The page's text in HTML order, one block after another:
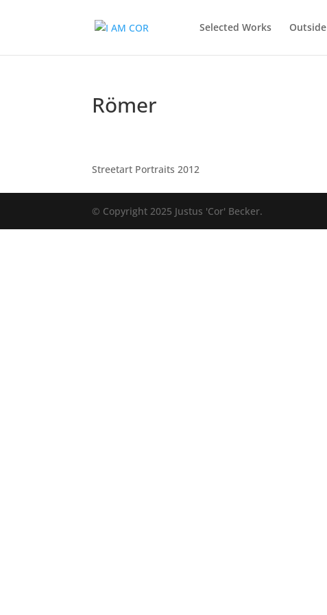
Selected Works Outside
Römer
Streetart Portraits 2012
© Copyright 2025 Justus 'Cor' Becker.